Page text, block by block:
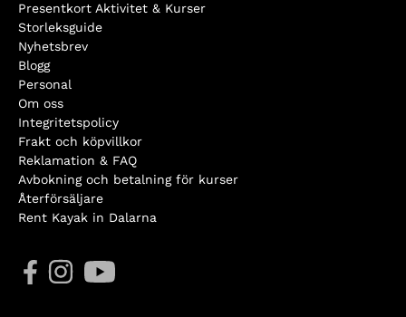
Presentkort Aktivitet & Kurser
Storleksguide
Nyhetsbrev
Blogg
Personal
Om oss
Integritetspolicy
Frakt och köpvillkor
Reklamation & FAQ
Avbokning och betalning för kurser
Återförsäljare
Rent Kayak in Dalarna